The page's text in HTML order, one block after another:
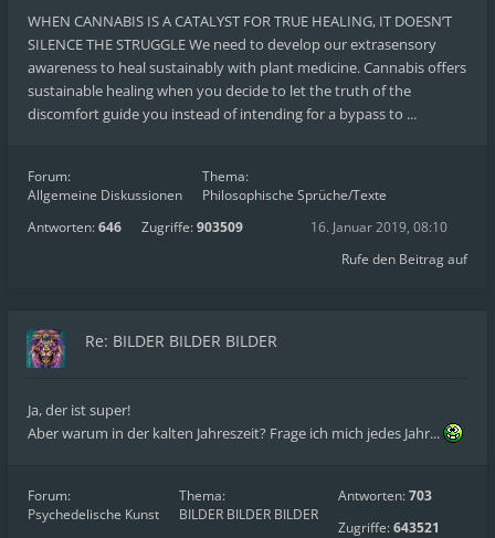
WHEN CANNABIS IS A CATALYST FOR TRUE HEALING, IT DOESN’T
SILENCE THE STRUGGLE We need to develop our extrasensory
awareness to heal sustainably with plant medicine. Cannabis offers
sustainable healing when you decide to let the truth of the
discomfort guide you instead of intending for a bypass to ...
Forum:
Allgemeine Diskussionen
Thema:
Philosophische Sprüche/Texte
Antworten:646 Zugriffe:903509
16. Januar 2019, 08:10
Rufe den Beitrag auf
Re: BILDER BILDER BILDER
Ja, der ist super!
Aber warum in der kalten Jahreszeit? Frage ich mich jedes Jahr...
Forum:
Psychedelische Kunst
Thema:
BILDER BILDER BILDER
Antworten:703
Zugriffe:643521